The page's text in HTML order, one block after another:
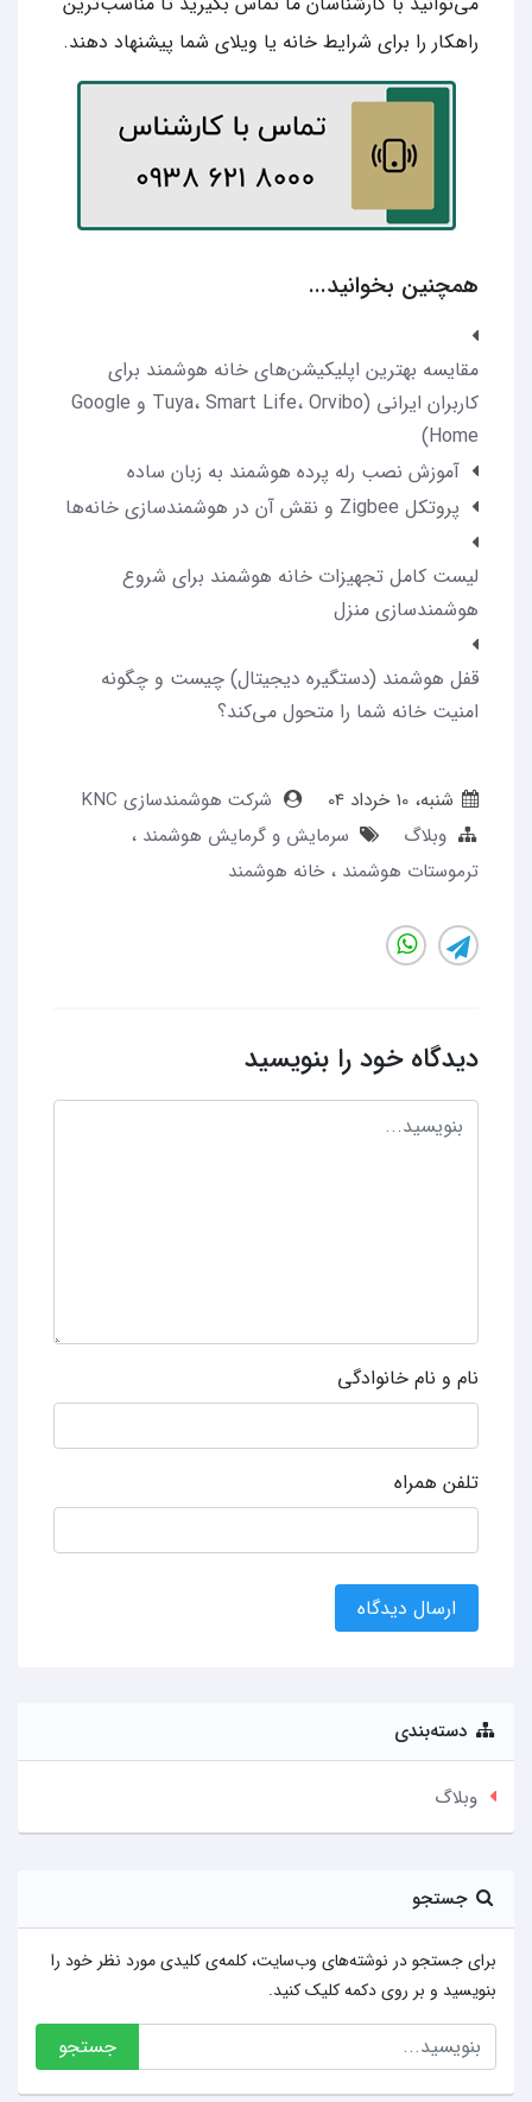
راهکار را برای شرایط خانه یا ویلای شما پیشنهاد دهند.
همچنین بخوانید...
مقایسه بهترین اپلیکیشن‌های خانه هوشمند برای
کاربران ایرانی (Tuya، Smart Life، Orvibo و Google
Home)
آموزش نصب رله پرده هوشمند به زبان ساده
پروتکل Zigbee و نقش آن در هوشمندسازی خانه‌ها
لیست کامل تجهیزات خانه هوشمند برای شروع
هوشمندسازی منزل
قفل هوشمند (دستگیره دیجیتال) چیست و چگونه
امنیت خانه شما را متحول می‌کند؟
شنبه، 10 خرداد 04
شرکت هوشمندسازی KNC
وبلاگ
سرمایش و گرمایش هوشمند
ترموستات هوشمند
خانه هوشمند
دیدگاه خود را بنویسید
نام و نام خانوادگی
تلفن همراه
ارسال دیدگاه
دسته‌بندی
وبلاگ
جستجو
برای جستجو در نوشته‌های وب‌سایت، کلمه‌ی کلیدی مورد نظر خود را
بنویسید و بر روی دکمه کلیک کنید.
جستجو